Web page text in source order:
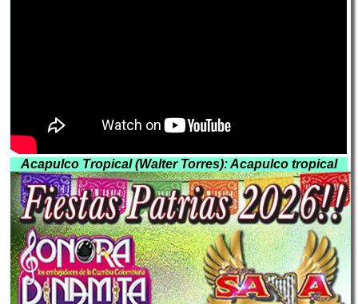
Acapulco Tropical (Walter Torres): Acapulco tropical